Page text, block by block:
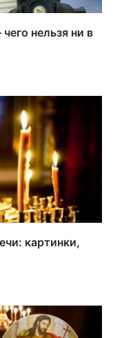
нельзя ни в
картинки,